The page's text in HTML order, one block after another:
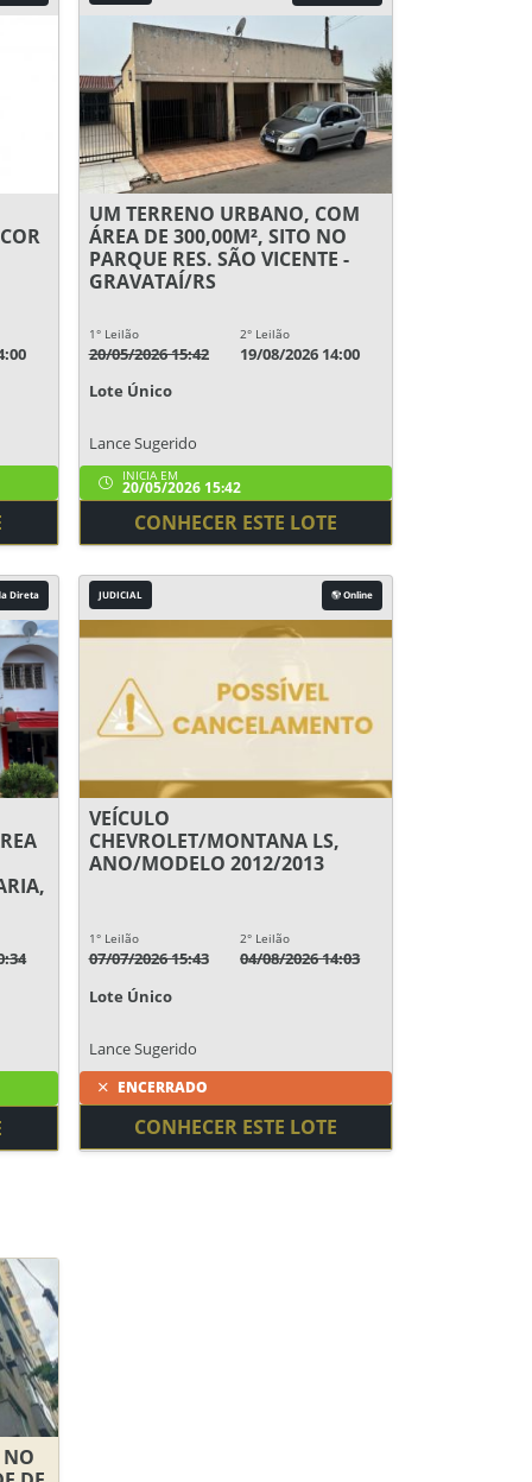
UM TERRENO URBANO, COM
ÁREA DE 300,00M², SITO NO
PARQUE RES. SÃO VICENTE -
GRAVATAÍ/RS
1° Leilão
20/05/2026 15:42
2° Leilão
19/08/2026 14:00
Lote Único
Lance Sugerido
INICIA EM
20/05/2026 15:42
CONHECER ESTE LOTE
Direta JUDICIAL Online
VEÍCULO
CHEVROLET/MONTANA LS,
ANO/MODELO 2012/2013
1° Leilão
07/07/2026 15:43
2° Leilão
04/08/2026 14:03
Lote Único
Lance Sugerido
ENCERRADO
CONHECER ESTE LOTE
NO